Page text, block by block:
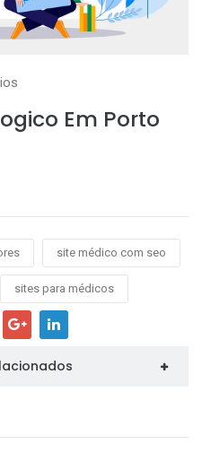
Em Porto
site médico com seo
sites para médicos